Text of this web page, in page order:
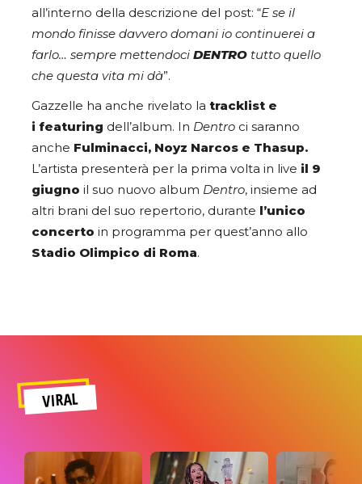
all’interno della descrizione del post: “E se il
mondo finisse davvero domani io continuerei a
farlo… sempre mettendoci DENTRO tutto quello
che questa vita mi dà”.
Gazzelle ha anche rivelato la tracklist e
i featuring dell’album. In Dentro ci saranno
anche Fulminacci, Noyz Narcos e Thasup.
L’artista presenterà per la prima volta in live il 9
giugno il suo nuovo album Dentro, insieme ad
altri brani del suo repertorio, durante l’unico
concerto in programma per quest’anno allo
Stadio Olimpico di Roma.
VIRAL